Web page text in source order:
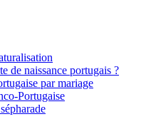
de naissance portugais ?
par mariage
Portugaise